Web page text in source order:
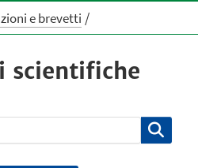
e brevetti
scientifiche